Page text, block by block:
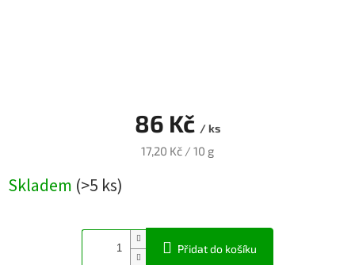
86 Kč / ks
Měrná
17,20 Kč / 10 g
Skladem (>5 ks)
Přidat do košíku